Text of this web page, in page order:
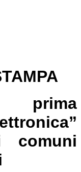
prima
comuni